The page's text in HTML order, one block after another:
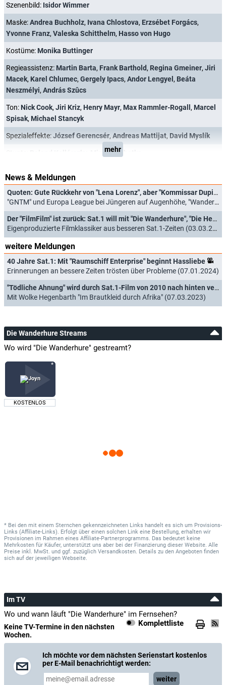
Szenenbild: Isidor Wimmer
Maske:Andrea Buchholz, Ivana Chlostova, Erzsébet Forgács,
Yvonne Franz, Valeska Schitthelm, Hasso von Hugo
Kostüme: Monika Buttinger
Regieassistenz: Martin Barta, Frank Barthold, Regina Gmeiner, Jiri
Macek, Karel Chlumec, Gergely Ipacs, Andor Lengyel, Beáta
Neszmélyi, András Szûcs
Ton: Nick Cook, Jiri Kriz, Henry Mayr, Max Rammler-Rogall, Marcel
Spisak, Michael Stancyk
Spezialeffekte:József Gerencsér, Andreas Mattijat, David Myslík
Miroslav Lhotka
mehr
News & Meldungen
Quoten: Gute Rückkehr von "Lena Lorenz", aber "Kommissar Dupin" unschlagbar
"GNTM" und Europa League bei Jüngeren auf Augenhöhe, "Wanderhure" kaum gefragt (21.04.2023)
Der "FilmFilm" ist zurück: Sat.1 will mit "Die Wanderhure", "Die Hebamme" und Co. punkten
Eigenproduzierte Filmklassiker aus besseren Sat.1-Zeiten (03.03.2023)
weitere Meldungen
40 Jahre Sat.1: Mit "Raumschiff Enterprise" beginnt Hassliebe
Erinnerungen an bessere Zeiten trösten über Probleme (07.01.2024)
"Tödliche Ahnung" wird durch Sat.1-Film von 2010 nach hinten verdrängt
Mit Wolke Hegenbarth "Im Brautkleid durch Afrika" (07.03.2023)
Die Wanderhure Streams
Wo wird "Die Wanderhure" gestreamt?
KOSTENLOS
* Bei den mit einem Sternchen gekennzeichneten Links handelt es sich um Provisions-
Links (Affiliate-Links). Erfolgt über einen solchen Link eine Bestellung, erhalten wir
Provisionen im Rahmen eines Affiliate-Partnerprogramms. Das bedeutet keine
Mehrkosten für Käufer, unterstützt uns aber bei der Finanzierung dieser Website. Alle
Preise inkl. MwSt. und ggf. zuzüglich Versandkosten. Details zu den Angeboten finden
sich auf der jeweiligen Webseite.
Im TV
Wo und wann läuft "Die Wanderhure" im Fernsehen?
Komplettliste
Keine TV-Termine in den nächsten
Wochen.
Ich möchte vor dem nächsten Serienstart kostenlos
per E-Mail benachrichtigt werden:
weiter